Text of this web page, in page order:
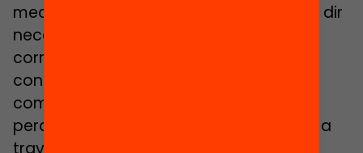
mecanisme que pogués existir com per dir
necessitem més, ens hauria de
correspondre més per equilibrar
condicions d’escolarització i la manera
com per poder tenir això a to i a dia i
perquè jo pugui planificar hauria de ser a
través d’un instrument d’aquestes